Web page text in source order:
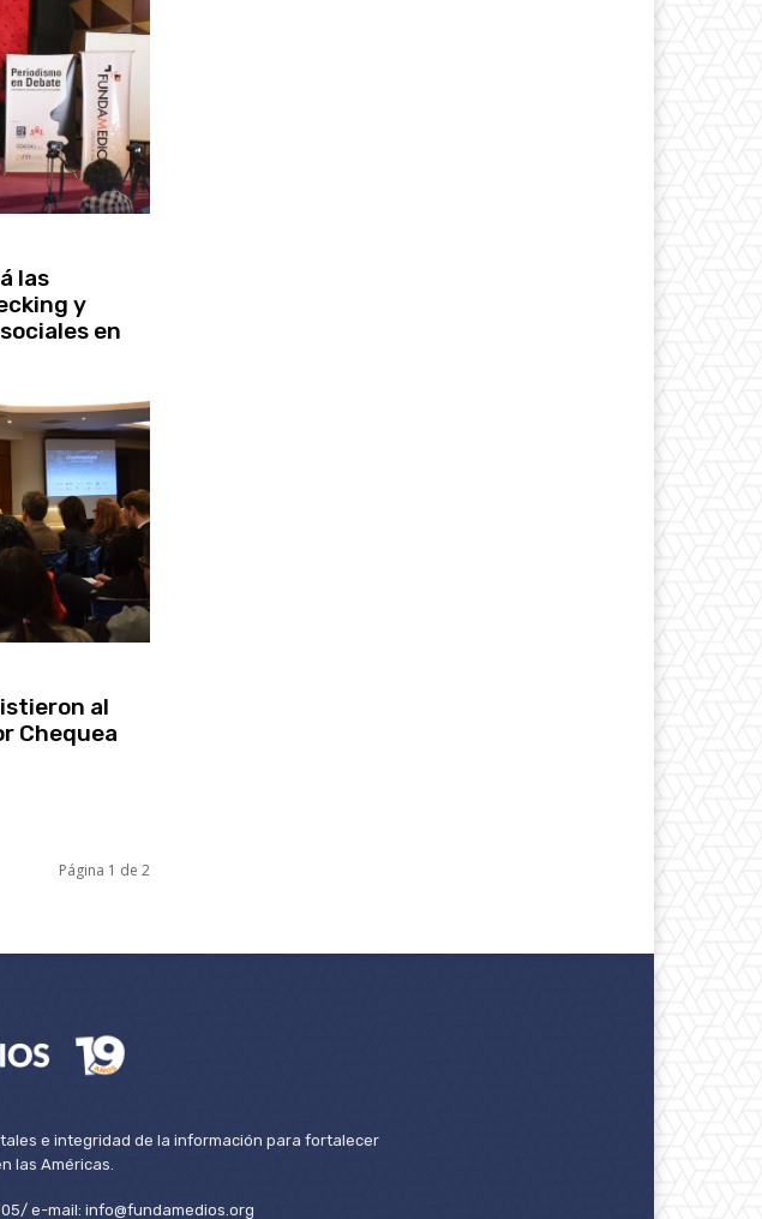
las
y
en
al
Chequea
Página 1 de 2
e integridad de la información para fortalecer
las Américas.
e-mail: info@fundamedios.org